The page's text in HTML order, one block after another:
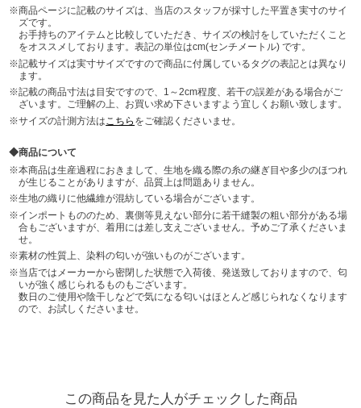
商品ページに記載のサイズは、当店のスタッフが採寸した平置き実寸のサイ
ズです。
お手持ちのアイテムと比較していただき、サイズの検討をしていただくこと
をオススメしております。表記の単位はcm(センチメートル) です。
記載サイズは実寸サイズですので商品に付属しているタグの表記とは異なり
ます。
記載の商品寸法は目安ですので、1～2cm程度、若干の誤差がある場合がご
ざいます。ご理解の上、お買い求め下さいますよう宜しくお願い致します。
サイズの計測方法は こちら をご確認くださいませ。
商品について
本商品は生産過程におきまして、生地を織る際の糸の継ぎ目や多少のほつれ
が生じることがありますが、品質上は問題ありません。
生地の織りに他繊維が混紡している場合がございます。
インポートもののため、裏側等見えない部分に若干縫製の粗い部分がある場
合もございますが、着用には差し支えございません。予めご了承くださいま
せ。
素材の性質上、染料の匂いが強いものがございます。
当店ではメーカーから密閉した状態で入荷後、発送致しておりますので、匂
いが強く感じられるものもございます。
数日のご使用や陰干しなどで気になる匂いはほとんど感じられなくなります
ので、お試しくださいませ。
この商品を見た人がチェックした商品